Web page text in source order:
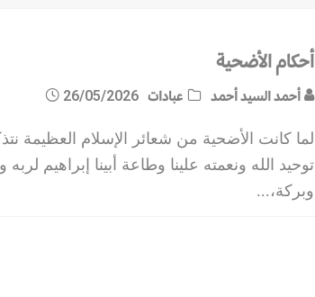
أحكام الأضحية
أحمد السيد أحمد عبادات 26/05/2026
لما كانت الأضحية من شعائر الإسلام العظيمة
توحيد الله ونعمته علينا وطاعة أبينا إبراهيم لربه
وبركة، ...